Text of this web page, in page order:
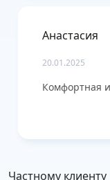
Анастасия
20.01.2025
Комфортная
Частному клиенту